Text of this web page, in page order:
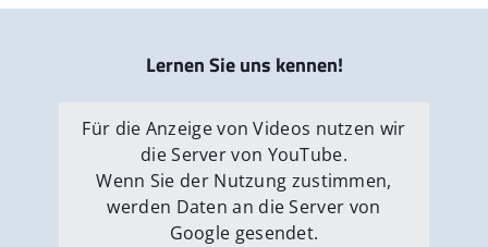
Lernen Sie uns kennen!
Für die Anzeige von Videos nutzen wir
die Server von YouTube.
Wenn Sie der Nutzung zustimmen,
werden Daten an die Server von
Google gesendet.